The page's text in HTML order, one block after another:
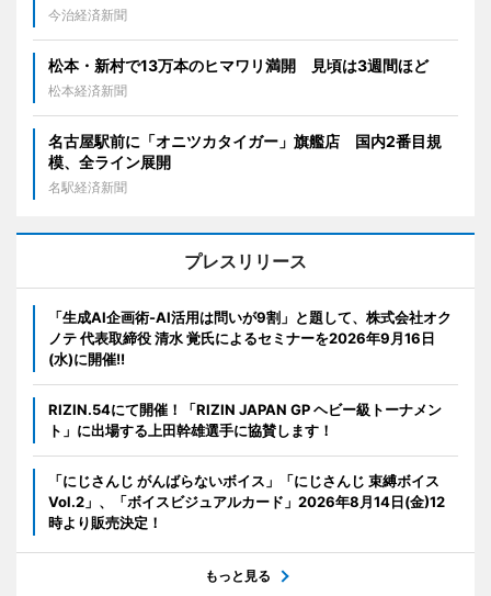
今治経済新聞
松本・新村で13万本のヒマワリ満開 見頃は3週間ほど
松本経済新聞
名古屋駅前に「オニツカタイガー」旗艦店 国内2番目規
模、全ライン展開
名駅経済新聞
プレスリリース
「生成AI企画術-AI活用は問いが9割」と題して、株式会社オク
ノテ 代表取締役 清水 覚氏によるセミナーを2026年9月16日
(水)に開催!!
RIZIN.54にて開催！「RIZIN JAPAN GP ヘビー級トーナメン
ト」に出場する上田幹雄選手に協賛します！
「にじさんじ がんばらないボイス」「にじさんじ 束縛ボイス
Vol.2」、「ボイスビジュアルカード」2026年8月14日(金)12
時より販売決定！
もっと見る